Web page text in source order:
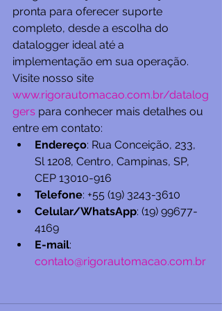
pronta para oferecer suporte
completo, desde a escolha do
datalogger ideal até a
implementação em sua operação.
Visite nosso site
www.rigorautomacao.com.br/datalog
gers para conhecer mais detalhes ou
entre em contato:
Endereço: Rua Conceição, 233,
Sl 1208, Centro, Campinas, SP,
CEP 13010-916
Telefone: +55 (19) 3243-3610
Celular/WhatsApp: (19) 99677-
4169
E-mail:
contato@rigorautomacao.com.br